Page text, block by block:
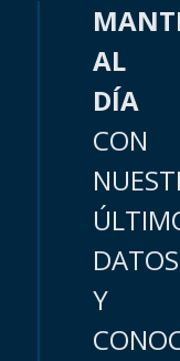
AL
DÍA
CON
DATOS
Y